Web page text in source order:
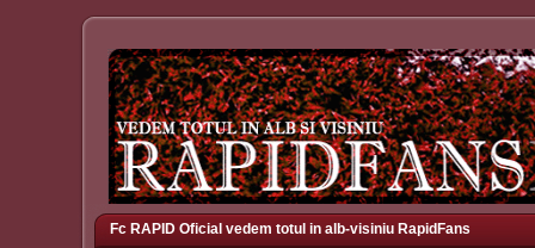
Fc RAPID Oficial vedem totul in alb-visiniu RapidFans